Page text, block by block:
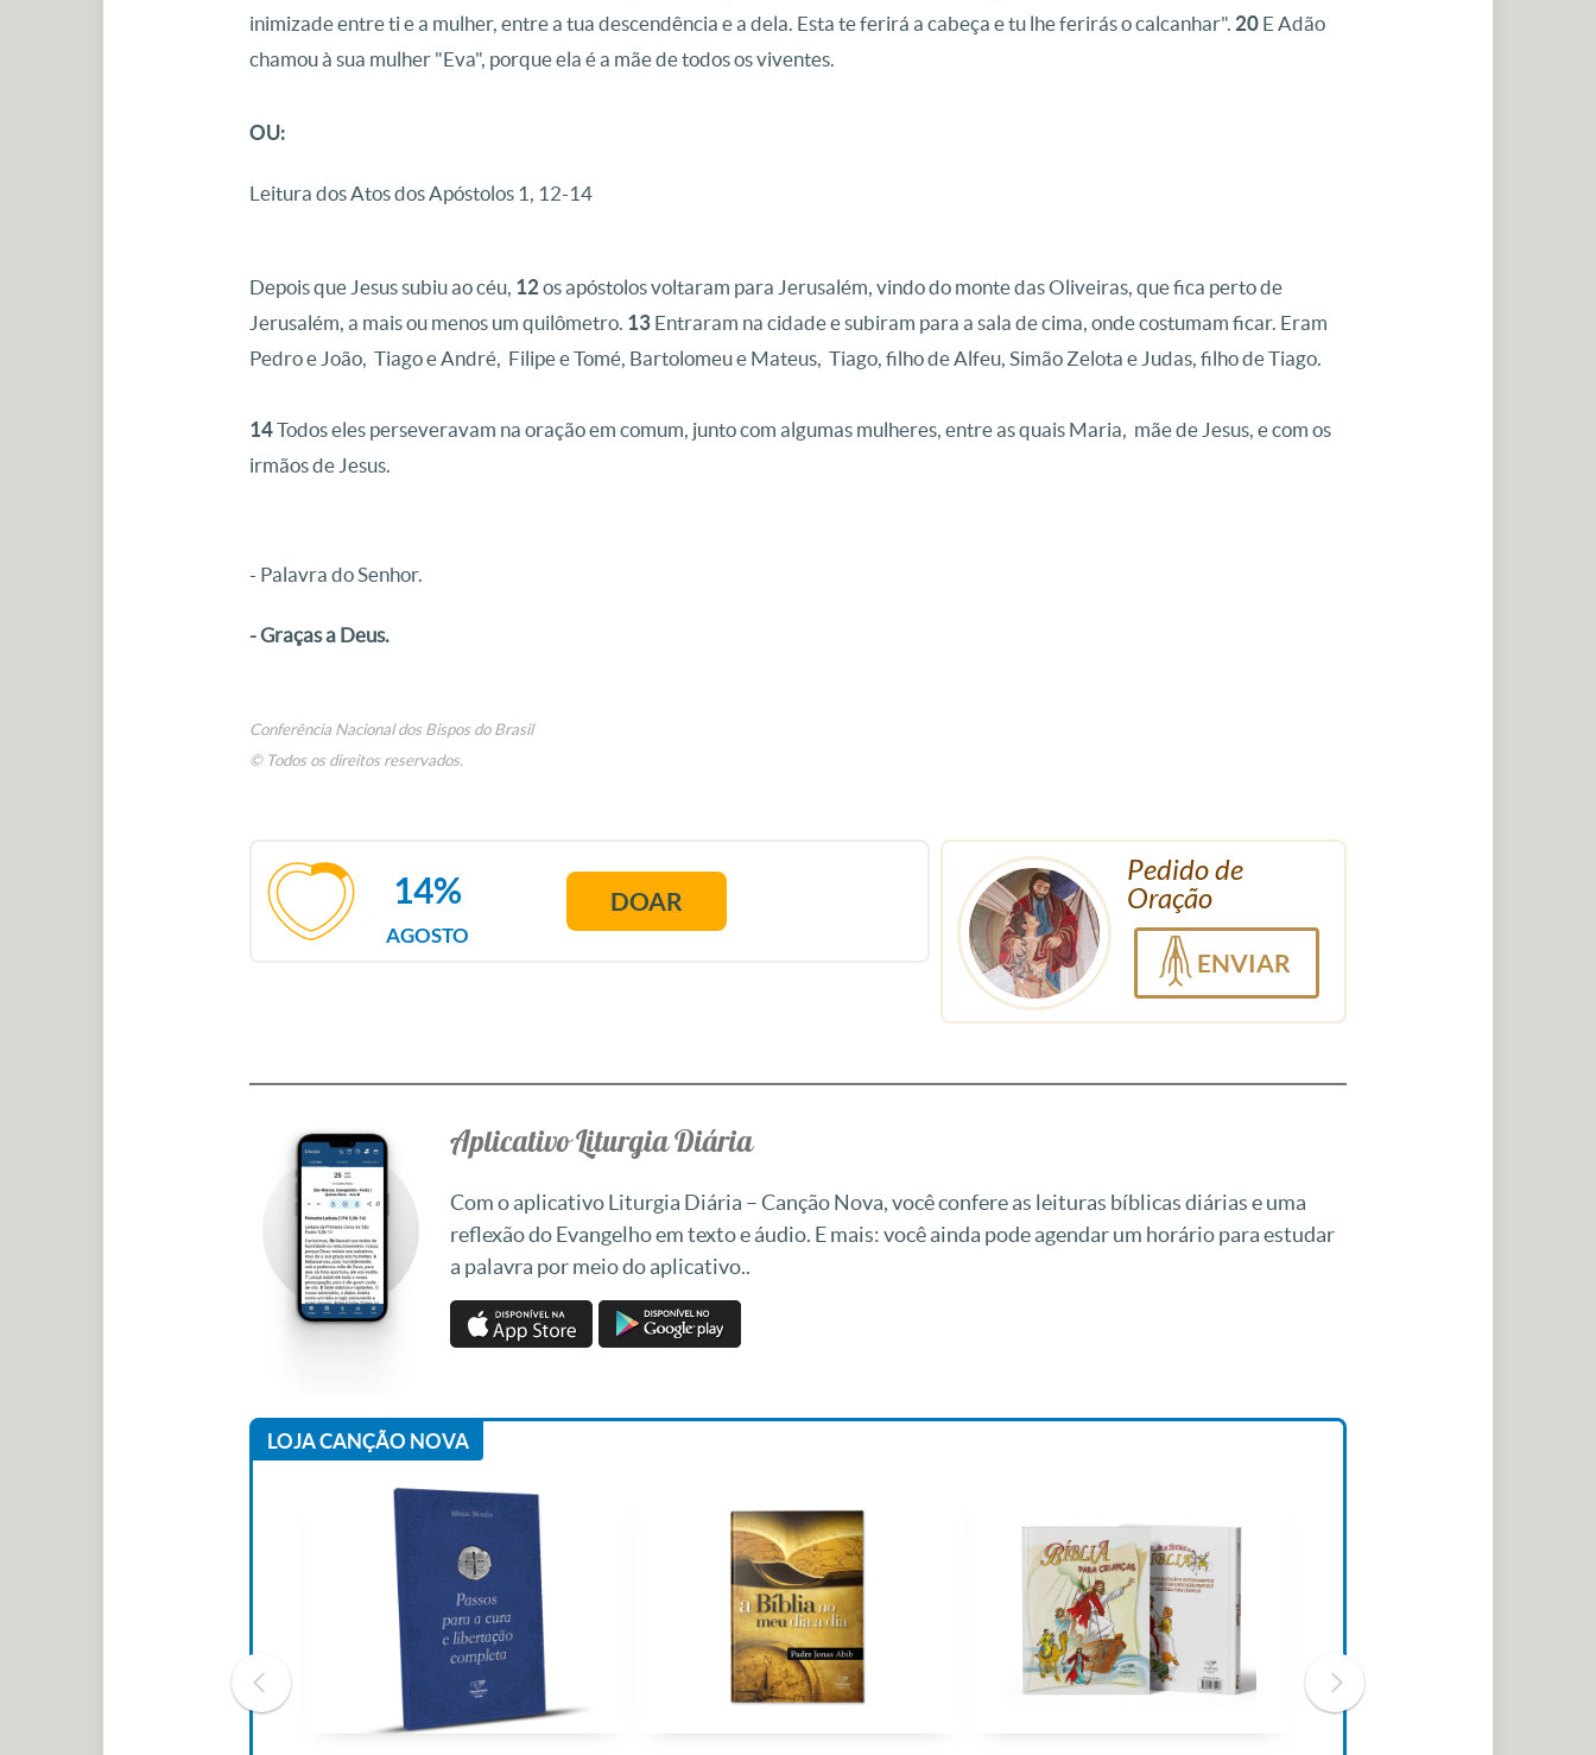
inimizade entre ti e a mulher, entre a tua descendência e a dela. Esta te ferirá a cabeça e tu lhe ferirás o calcanhar". 20E Adão
chamou à sua mulher "Eva", porque ela é a mãe de todos os viventes.
OU:
Leitura dos Atos dos Apóstolos 1, 12-14
Depois que Jesus subiu ao céu, 12 os apóstolos voltaram para Jerusalém, vindo do monte das Oliveiras, que fica perto de
Jerusalém, a mais ou menos um quilômetro. 13Entraram na cidade e subiram para a sala de cima, onde costumam ficar. Eram
Pedro e João, Tiago e André, Filipe e Tomé, Bartolomeu e Mateus, Tiago, filho de Alfeu, Simão Zelota e Judas, filho de Tiago.
14Todos eles perseveravam na oração em comum, junto com algumas mulheres, entre as quais Maria, mãe de Jesus, e com os
irmãos de Jesus.
- Palavra do Senhor.
- Graças a Deus.
Conferência Nacional dos Bispos do Brasil
© Todos os direitos reservados.
AGOSTO
14% DOAR
Pedido de
Oração
ENVIAR
Aplicativo Liturgia Diária
Com o aplicativo Liturgia Diária – Canção Nova, você confere as leituras bíblicas diárias e uma
reflexão do Evangelho em texto e áudio. E mais: você ainda pode agendar um horário para estudar
a palavra por meio do aplicativo..
LOJA CANÇÃO NOVA